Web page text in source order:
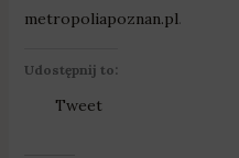
metropoliapoznan.pl.
Udostępnij to:
Tweet